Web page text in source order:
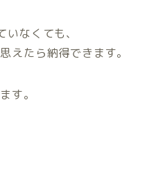
なくても、
えたら納得できます。
す。